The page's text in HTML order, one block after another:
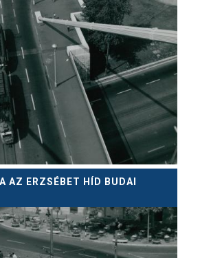
AZ ERZSÉBET HÍD BUDAI